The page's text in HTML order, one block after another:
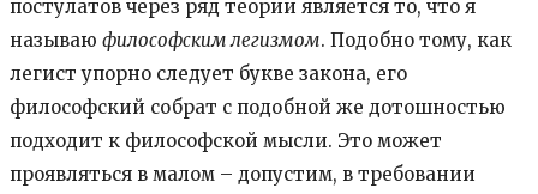
постулатов через ряд теории является то, что я
называю философским легизмом. Подобно тому, как
легист упорно следует букве закона, его
философский собрат с подобной же дотошностью
подходит к философской мысли. Это может
проявляться в малом – допустим, в требовании